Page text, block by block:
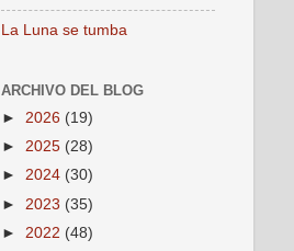
La Luna se tumba
ARCHIVO DEL BLOG
► 2026 (19)
► 2025 (28)
► 2024 (30)
► 2023 (35)
► 2022 (48)